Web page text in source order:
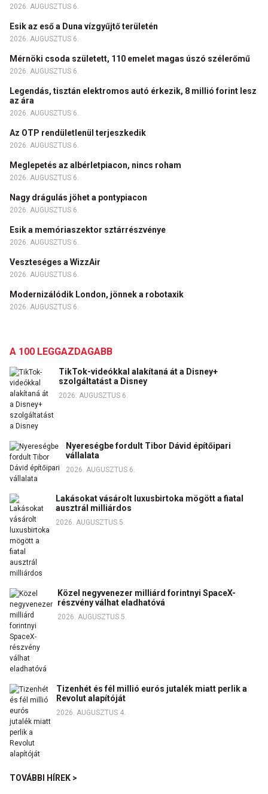
2026. AUGUSZTUS 6.
Esik az eső a Duna vízgyűjtő területén
2026. AUGUSZTUS 6.
Mérnöki csoda született, 110 emelet magas úszó szélerőmű
2026. AUGUSZTUS 6.
Legendás, tisztán elektromos autó érkezik, 8 millió forint lesz
az ára
2026. AUGUSZTUS 6.
Az OTP rendületlenül terjeszkedik
2026. AUGUSZTUS 6.
Meglepetés az albérletpiacon, nincs roham
2026. AUGUSZTUS 6.
Nagy drágulás jöhet a pontypiacon
2026. AUGUSZTUS 6.
Esik a memóriaszektor sztárrészvénye
2026. AUGUSZTUS 6.
Veszteséges a WizzAir
2026. AUGUSZTUS 6.
Modernizálódik London, jönnek a robotaxik
2026. AUGUSZTUS 6.
A 100 LEGGAZDAGABB
TikTok-videókkal alakítaná át a Disney+
szolgáltatást a Disney
2026. AUGUSZTUS 6.
Nyereségbe fordult Tibor Dávid építőipari
vállalata
2026. AUGUSZTUS 6.
Lakásokat vásárolt luxusbirtoka mögött a fiatal
ausztrál milliárdos
2026. AUGUSZTUS 5.
Közel negyvenezer milliárd forintnyi SpaceX-
részvény válhat eladhatóvá
2026. AUGUSZTUS 5.
Tizenhét és fél millió eurós jutalék miatt perlik a
Revolut alapítóját
2026. AUGUSZTUS 4.
TOVÁBBI HÍREK >